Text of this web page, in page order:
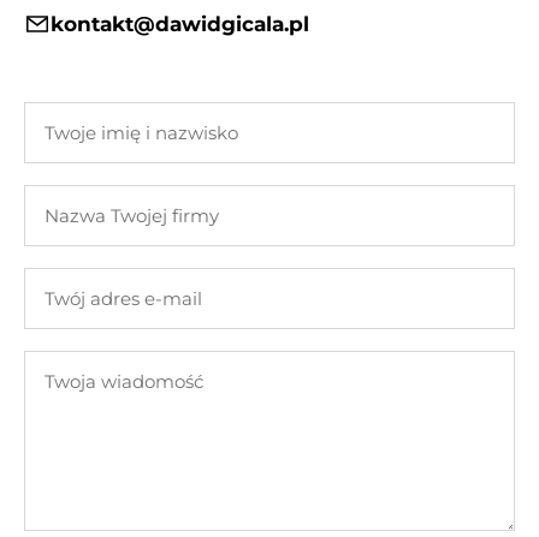
kontakt@dawidgicala.pl
imię
nazwisko
Twojej
adres
mail
wiadomość